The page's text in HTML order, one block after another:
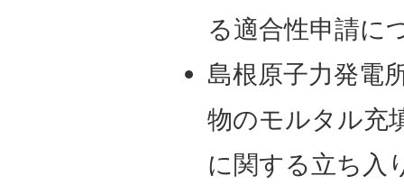
る適合性申請に
島根原子力発電
物のモルタル充
に関する立ち入